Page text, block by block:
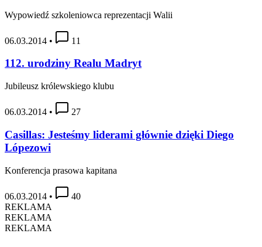
Wypowiedź szkoleniowca reprezentacji Walii
06.03.2014 • 11
112. urodziny Realu Madryt
Jubileusz królewskiego klubu
06.03.2014 • 27
Casillas: Jesteśmy liderami głównie dzięki Diego
Lópezowi
Konferencja prasowa kapitana
06.03.2014 •
40
REKLAMA
REKLAMA
REKLAMA